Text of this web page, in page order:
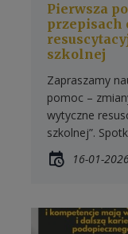
Pierwsza
przepisach
szkolnej
Zapraszamy
pomoc –
wytyczne
szkolnej”.
16-01-